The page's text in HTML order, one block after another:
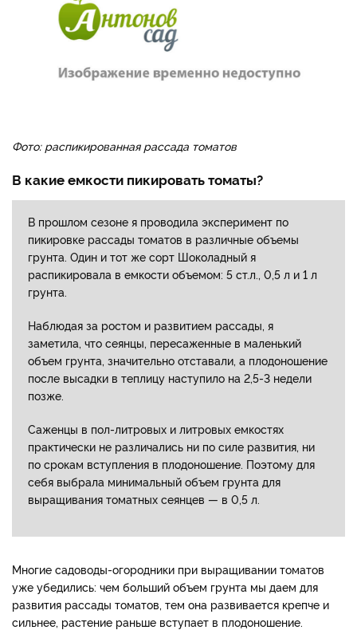
Фото: распикированная рассада томатов
В какие емкости пикировать томаты?
В прошлом сезоне я проводила эксперимент по
пикировке рассады томатов в различные объемы
грунта. Один и тот же сорт Шоколадный я
распикировала в емкости объемом: 5 ст.л., 0,5 л и 1 л
грунта.
Наблюдая за ростом и развитием рассады, я
заметила, что сеянцы, пересаженные в маленький
объем грунта, значительно отставали, а плодоношение
после высадки в теплицу наступило на 2,5-3 недели
позже.
Саженцы в пол-литровых и литровых емкостях
практически не различались ни по силе развития, ни
по срокам вступления в плодоношение. Поэтому для
себя выбрала минимальный объем грунта для
выращивания томатных сеянцев — в 0,5 л.
Многие садоводы-огородники при выращивании томатов
уже убедились: чем больший объем грунта мы даем для
развития рассады томатов, тем она развивается крепче и
сильнее, растение раньше вступает в плодоношение.